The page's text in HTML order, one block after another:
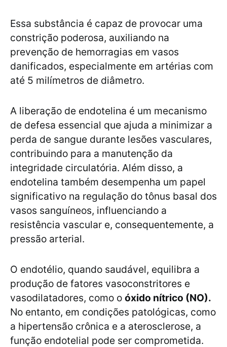
Essa substância é capaz de provocar uma
constrição poderosa, auxiliando na
prevenção de hemorragias em vasos
danificados, especialmente em artérias com
até 5 milímetros de diâmetro.
A liberação de endotelina é um mecanismo
de defesa essencial que ajuda a minimizar a
perda de sangue durante lesões vasculares,
contribuindo para a manutenção da
integridade circulatória. Além disso, a
endotelina também desempenha um papel
significativo na regulação do tônus basal dos
vasos sanguíneos, influenciando a
resistência vascular e, consequentemente, a
pressão arterial.
O endotélio, quando saudável, equilibra a
produção de fatores vasoconstritores e
vasodilatadores, como o óxido nítrico (NO).
No entanto, em condições patológicas, como
a hipertensão crônica e a aterosclerose, a
função endotelial pode ser comprometida.